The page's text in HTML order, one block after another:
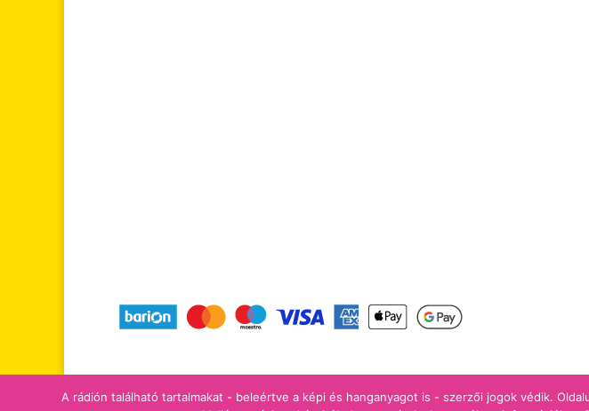
tájékoztatók adomány/támogatás
A rádión található tartalmakat - beleértve a képi és hanganyagot is - szerzői jogok védik.